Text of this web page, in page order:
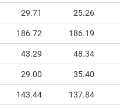
29.71 25.26
186.72 186.19
43.29 48.34
29.00 35.40
143.44 137.84